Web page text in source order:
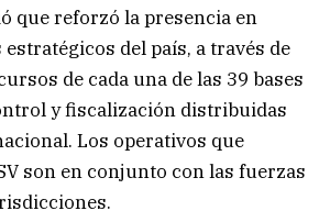
que reforzó la presencia en
del país, a través de
de cada una de las 39 bases
y fiscalización distribuidas
Los operativos que
son en conjunto con las fuerzas